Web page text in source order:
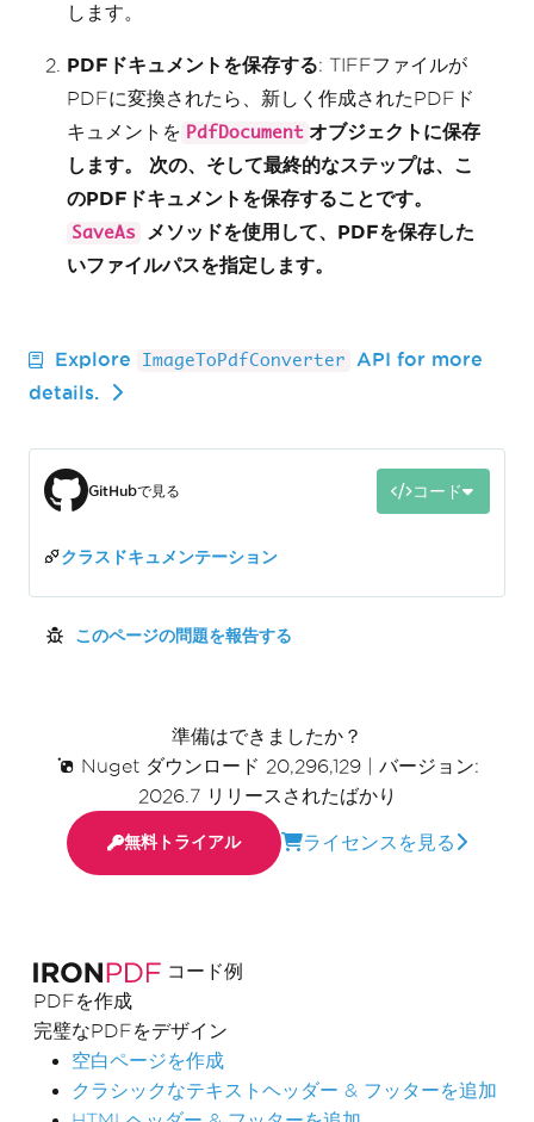
コード例
PDFを作成
完璧なPDFをデザイン
空白ページを作成
クラシックなテキストヘッダー & フッターを追加
します。
PDFドキュメントを保存する: TIFFファイルが
PDFに変換されたら、新しく作成されたPDFド
キュメントを PdfDocument オブジェクトに保存
します。 次の、そして最終的なステップは、こ
のPDFドキュメントを保存することです。
SaveAs
メソッドを使用して、PDFを保存した
いファイルパスを指定します。
Explore ImageToPdfConverter
API for more
details.
GitHubで見る コード
クラスドキュメンテーション
このページの問題を報告する
準備はできましたか？
Nuget ダウンロード 20,296,129| バージョン:
2026.7 リリースされたばかり
無料トライアル ライセンスを見る